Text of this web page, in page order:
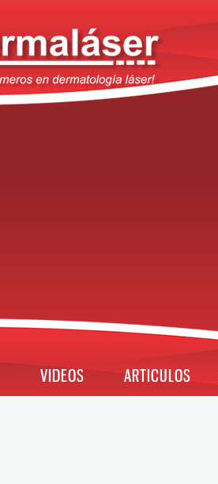
VIDEOS ARTICULOS